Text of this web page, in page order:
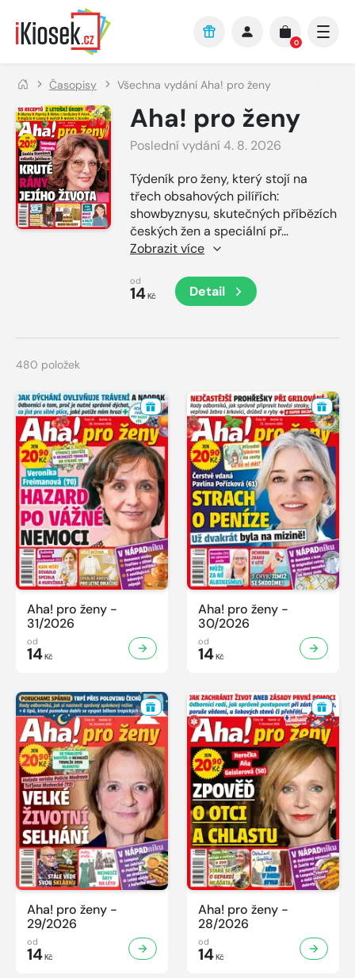
Přejít na hlavní obsah
0
Časopisy Všechna vydání Aha! pro ženy
Aha! pro ženy
Poslední vydání 4. 8. 2026
Týdeník pro ženy, který stojí na
třech obsahových pilířích:
showbyznysu, skutečných příbězích
českých žen a speciální př...
Zobrazit více
od
14Kč Detail
480 položek
Aha! pro ženy -
31/2026
od
14Kč
Aha! pro ženy -
30/2026
od
14Kč
Aha! pro ženy -
29/2026
od
14Kč
Aha! pro ženy -
28/2026
od
14Kč